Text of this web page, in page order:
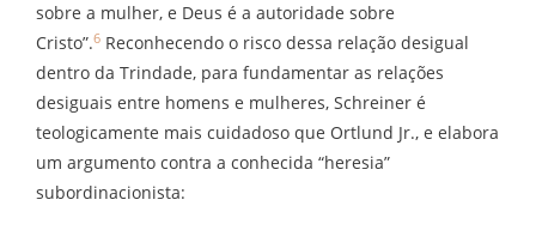
sobre a mulher, e Deus é a autoridade sobre
Cristo”.6 Reconhecendo o risco dessa relação desigual
dentro da Trindade, para fundamentar as relações
desiguais entre homens e mulheres, Schreiner é
teologicamente mais cuidadoso que Ortlund Jr., e elabora
um argumento contra a conhecida “heresia”
subordinacionista: